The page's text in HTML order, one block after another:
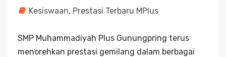
Kesiswaan, Prestasi Terbaru MPlus
SMP Muhammadiyah Plus Gunungpring terus
menorehkan prestasi gemilang dalam berbagai